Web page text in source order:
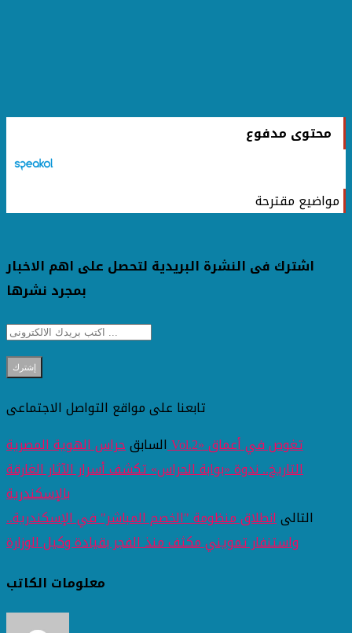
محتوى مدفوع
مواضيع مقترحة
اشترك فى النشرة البريدية لتحصل على اهم الاخبار
بمجرد نشرها
تابعنا على مواقع التواصل الاجتماعى
السابقحراس الهوية المصرية Vol.2» تغوص في أعماق
التاريخ.. ندوة «بوابة الحراس» تكشف أسرار الآثار الغارقة
بالإسكندرية
التالىانطلاق منظومة "الخصم المباشر" في الإسكندرية..
واستنفار تمويني مكثف منذ الفجر بقيادة وكيل الوزارة
معلومات الكاتب